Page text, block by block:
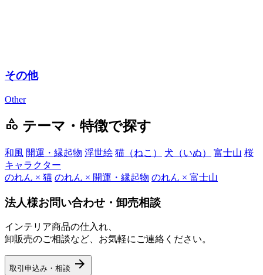
その他
Other
category テーマ・特徴で探す
和風 開運・縁起物 浮世絵 猫（ねこ） 犬（いぬ） 富士山 桜
キャラクター
のれん × 猫 のれん × 開運・縁起物 のれん × 富士山
法人様お問い合わせ・卸売相談
インテリア商品の仕入れ、
卸販売のご相談など、お気軽にご連絡ください。
取引申込み・相談 arrow_forward